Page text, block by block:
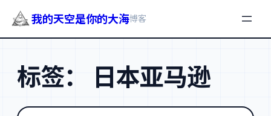
我的天空是你的大海博客
标签： 日本亚马逊